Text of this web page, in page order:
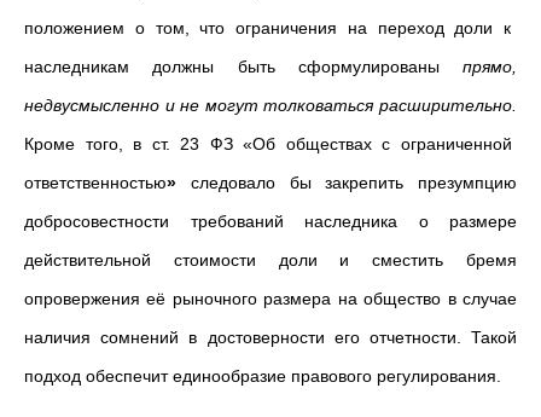
положением о том, что ограничения на переход доли к
наследникам должны быть сформулированыпрямо,
недвусмысленно и не могут толковаться расширительно.
Кроме того, в ст. 23 ФЗ «Об обществах с ограниченной
ответственностью» следовало бы закрепить презумпцию
добросовестности требований наследника о размере
действительной стоимости доли и сместить бремя
опровержения её рыночного размера на общество в случае
наличия сомнений в достоверности его отчетности.
Такой
подход обеспечит единообразие правового регулирования.